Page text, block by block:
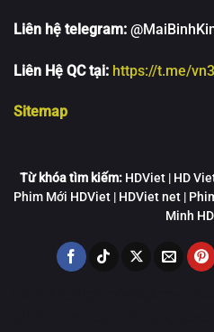
Liên hệ telegram:
Liên Hệ QC tại: https://t.me/
Sitemap
Từ khóa tìm kiếm:HDViet | HD
Phim Mới HDViet | HDViet net |
Minh